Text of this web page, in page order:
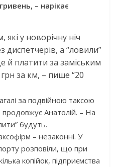
– нарікає
у новорічну ніч
диспетчерів, а “ловили”
й платити за заміським
за км, – пише “20
за подвійною таксою
Анатолій. – На
будуть.
– незаконні. У
розповіли, що при
копійок, підприємства